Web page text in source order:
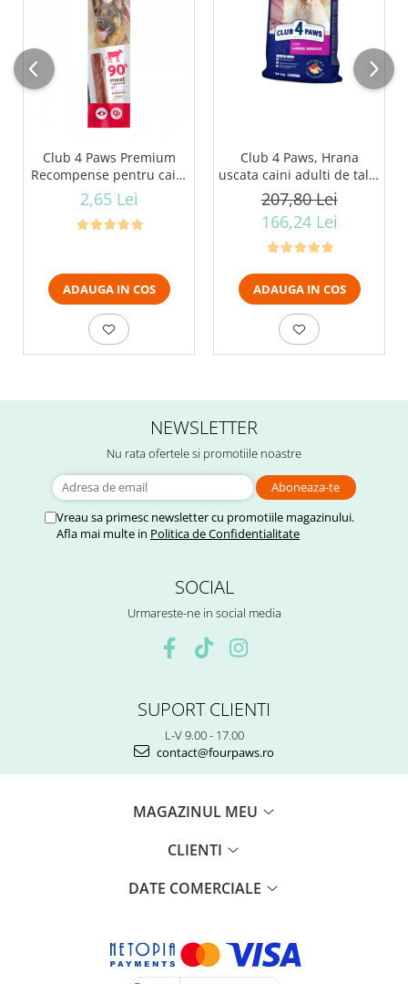
Club 4 Paws Premium
Recompense pentru caini
stick cu vita, 12g
2,65 Lei
ADAUGA IN COS
Club 4 Paws, Hrana
uscata caini adulti de talie
mare, pui, 14kg
207,80 Lei
166,24 Lei
ADAUGA IN COS
NEWSLETTER
Nu rata ofertele si promotiile noastre
Vreau sa primesc newsletter cu promotiile magazinului.
Afla mai multe in Politica de Confidentialitate
SOCIAL
Urmareste-ne in social media
SUPORT CLIENTI
L-V 9.00 - 17.00
contact@fourpaws.ro
MAGAZINUL MEU
CLIENTI
DATE COMERCIALE